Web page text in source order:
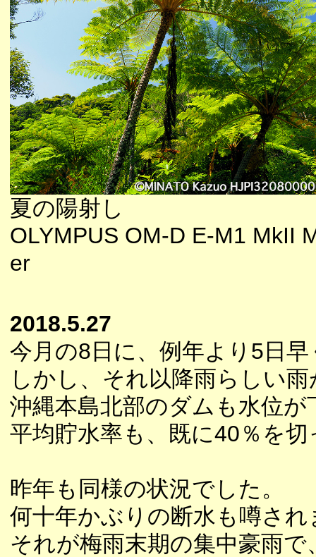
夏の陽射し
OLYMPUS OM-D E-M1 MkII
er
2018.5.27
今月の8日に、例年より5日
しかし、それ以降雨らしい
沖縄本島北部のダムも水位
平均貯水率も、既に40％を
昨年も同様の状況でした。
何十年かぶりの断水も噂され
それが梅雨末期の集中豪雨